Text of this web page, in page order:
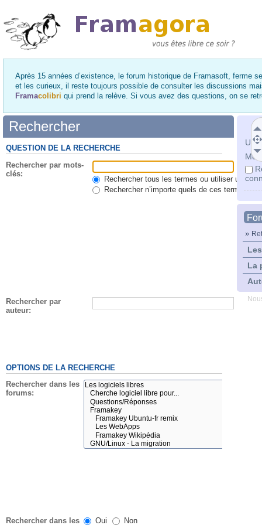
Après 15 années d’existence, le forum historique de Framasoft, ferme
et les curieux, il reste toujours possible de consulter les discussions
Framacolibri qui prend la relève. Si vous avez des questions, on se
Mot
»
La
Rechercher
QUESTION DE LA RECHERCHE
Rechercher par mots-
clés:
Rechercher tous les termes ou utiliser une
Rechercher n’importe quels de ces termes
Rechercher par
auteur:
OPTIONS DE LA RECHERCHE
Rechercher dans les
forums:
Rechercher dans les Oui Non